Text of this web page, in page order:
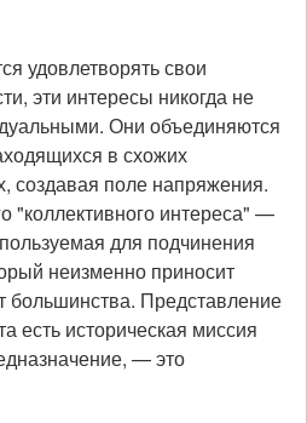
удовлетворять свои
эти интересы никогда не
Они объединяются
в схожих
создавая поле напряжения.
"коллективного интереса" —
для подчинения
неизменно приносит
большинства. Представление
есть историческая миссия
— это